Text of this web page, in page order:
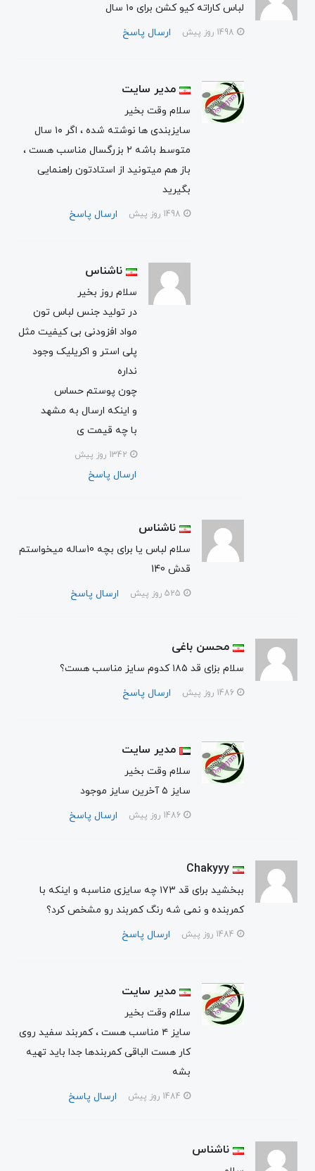
لباس کاراته کیو کشن برای ۱۰ سال
ارسال پاسخ
مدیر سایت
سلام وقت بخیر
سایزبندی ها نوشته شده ، اگر ۱۰ سال
متوسط باشه ۲ بزرگسال مناسب هست ،
باز هم میتونید از استادتون راهنمایی
بگیرید
ارسال پاسخ
ناشناس
سلام روز بخیر
در تولید جنس لباس تون
مواد افزودنی بی کیفیت مثل
پلی استر و اکریلیک وجود
نداره
چون پوستم حساس
و اینکه ارسال به مشهد
با چه قیمت ی
ارسال پاسخ
ناشناس
سلام لباس یا برای بچه 10ساله میخواستم
قدش 140
ارسال پاسخ
محسن باغی
سلام بزای قد ۱۸۵ کدوم سایز مناسب هست؟
ارسال پاسخ
مدیر سایت
سلام وقت بخیر
سایز ۵ آخرین سایز موجود
ارسال پاسخ
Chakyyy
ببخشید برای قد ۱۷۳ چه سایزی مناسبه و اینکه با
کمربنده و نمی شه رنگ کمربند رو مشخص کرد؟
ارسال پاسخ
مدیر سایت
سلام وقت بخیر
سایز ۴ مناسب هست ، کمربند سفید روی
کار هست الباقی کمربندها جدا باید تهیه
بشه
ارسال پاسخ
ناشناس